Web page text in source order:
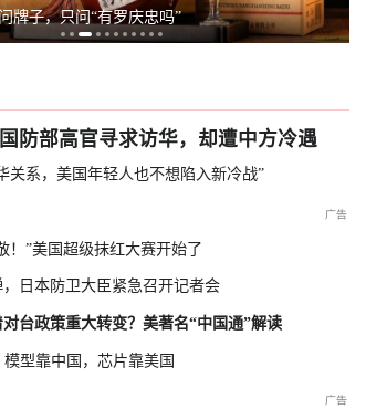
牌子，只问“有罗庆忠吗”
防部高官寻求访华，却遭中方冷遇
关系，美国年轻人也不想陷入新冷战”
！”美国超级抹红大赛开始了
日本防卫大臣紧急召开记者会
台政策重大转变？美著名“中国通”解读
型靠中国，芯片靠美国